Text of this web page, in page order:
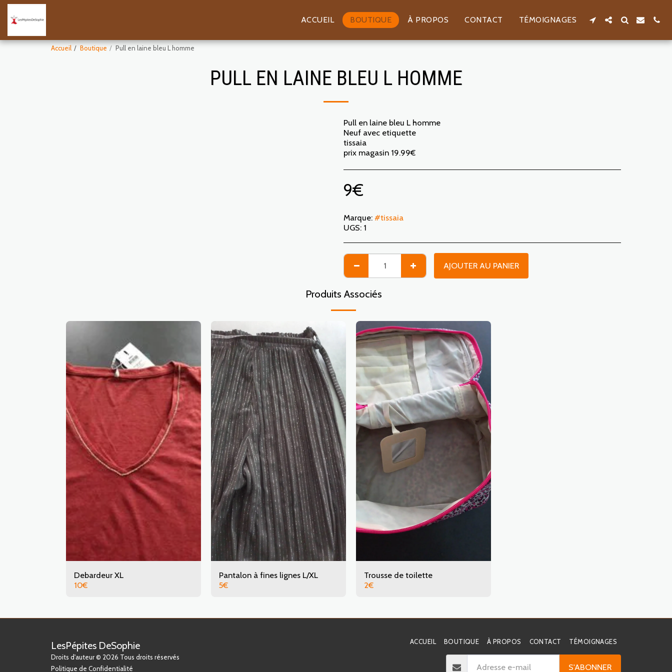
ACCUEIL BOUTIQUE À PROPOS CONTACT TÉMOIGNAGES
Accueil Boutique Pull en laine bleu L homme
PULL EN LAINE BLEU L HOMME
Pull en laine bleu L homme
Neuf avec etiquette
tissaia
prix magasin 19.99€
9€
Marque: #tissaia
UGS: 1
AJOUTER AU PANIER
Produits Associés
Debardeur XL
10€
Pantalon à fines lignes L/XL
5€
Trousse de toilette
2€
LesPépites DeSophie
Droits d'auteur © 2026 Tous droits réservés
Politique de Confidentialité
ACCUEIL BOUTIQUE À PROPOS CONTACT TÉMOIGNAGES
S'ABONNER